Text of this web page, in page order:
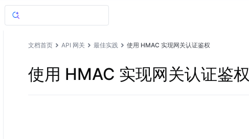
文档首页 API 网关 最佳实践 使用 HMAC 实现网关认证鉴权
使用 HMAC 实现网关认证鉴权